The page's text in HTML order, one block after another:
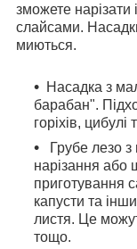
зможете нарізати
слайсами.
миються.
Насадка з
барабан".
горіхів,
Грубе лезо
нарізання або
приготування
капусти та
листя. Це
тощо.